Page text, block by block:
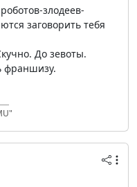
злодеев-
заговорить тебя
До зевоты.
франшизу.